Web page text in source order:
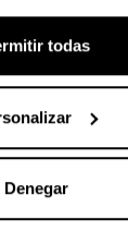
todas
Denegar
Lenguas en